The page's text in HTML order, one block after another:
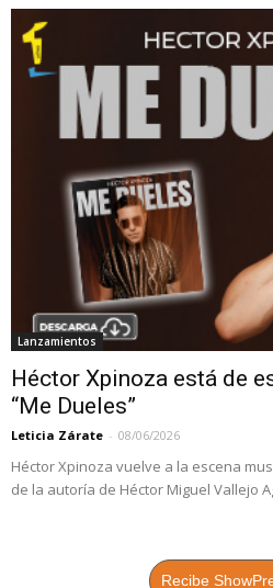
Lanzamientos
Héctor Xpinoza está de
“Me Dueles”
Leticia Zárate - 08/06/2026
Héctor Xpinoza vuelve a la escena
de la autoría de Héctor Miguel Vallejo
Recibe